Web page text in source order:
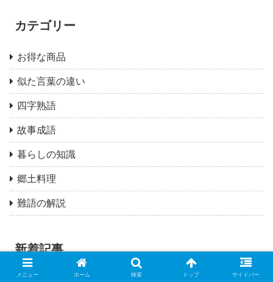
カテゴリー
お得な商品
似た言葉の違い
四字熟語
故事成語
暮らしの知識
郷土料理
難語の解説
新着記事
メニュー ホーム 検索 トップ サイドバー